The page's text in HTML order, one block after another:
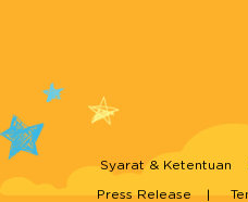
Syarat & Ketentuan
Press Release